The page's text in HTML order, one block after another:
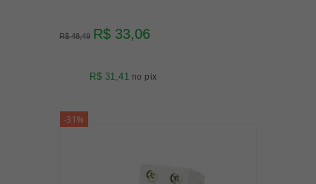
R$ 48,49 R$ 33,06
R$ 31,41 no pix
-31%